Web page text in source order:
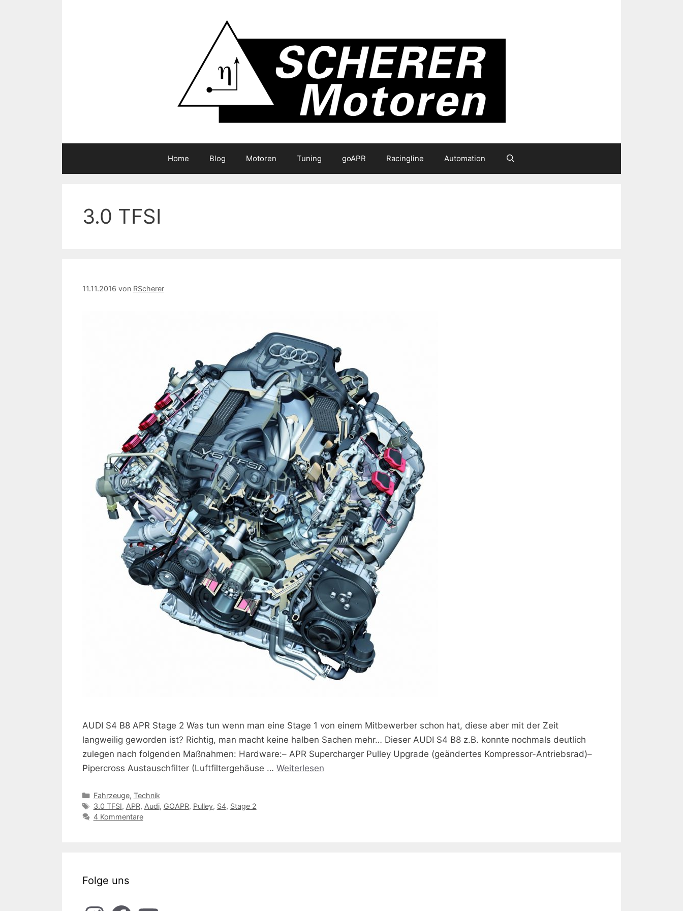
Home Blog Motoren Tuning goAPR Racingline Automation
3.0 TFSI
11.11.2016 von RScherer
AUDI S4 B8 APR Stage 2 Was tun wenn man eine Stage 1 von einem Mitbewerber schon hat, diese aber mit der Zeit
langweilig geworden ist? Richtig, man macht keine halben Sachen mehr… Dieser AUDI S4 B8 z.B. konnte nochmals deutlich
zulegen nach folgenden Maßnahmen: Hardware:– APR Supercharger Pulley Upgrade (geändertes Kompressor-Antriebsrad)–
Pipercross Austauschfilter (Luftfiltergehäuse … Weiterlesen
Kategorien
Fahrzeuge, Technik
Schlagwörter
3.0 TFSI, APR, Audi, GOAPR, Pulley, S4, Stage 2
4 Kommentare
Folge uns
InstagramFacebookYouTube